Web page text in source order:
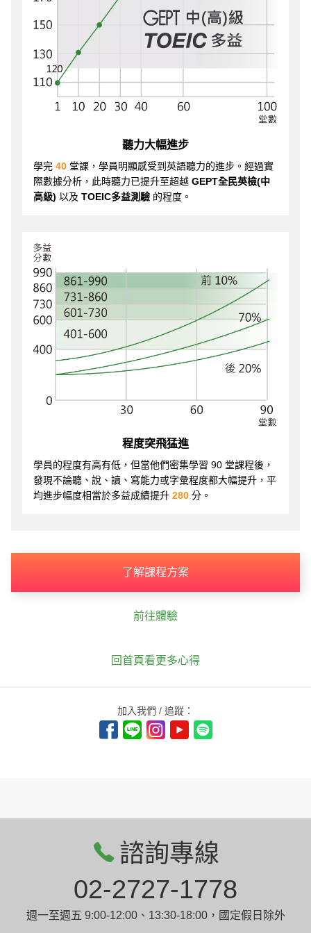
聽力大幅進步
學完 40 堂課，學員明顯感受到英語聽力的進步。經過實
際數據分析，此時聽力已提升至超越 GEPT全民英檢(中
高級) 以及 TOEIC多益測驗 的程度。
程度突飛猛進
學員的程度有高有低，但當他們密集學習 90 堂課程後，
發現不論聽、說、讀、寫能力或字彙程度都大幅提升，平
均進步幅度相當於多益成績提升 280 分。
了解課程方案
前往體驗
回首頁看更多心得
加入我們 / 追蹤：
諮詢專線
02-2727-1778
週一至週五 9:00-12:00、13:30-18:00，國定假日除外